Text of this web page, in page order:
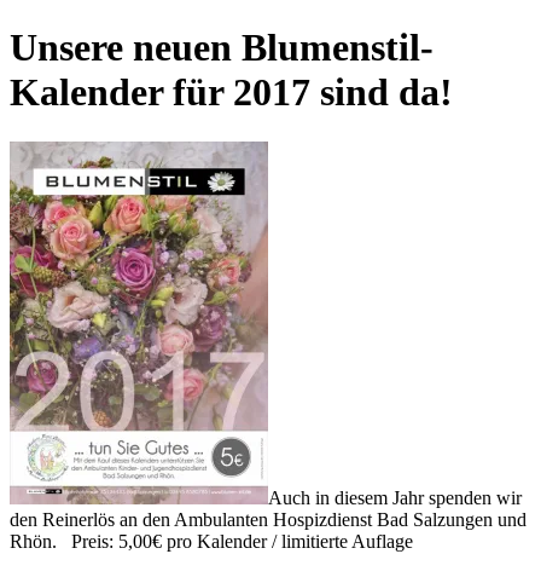
Unsere neuen Blumenstil-
Kalender für 2017 sind da!
Auch in diesem Jahr spenden wir
den Reinerlös an den Ambulanten Hospizdienst Bad Salzungen und
Rhön. Preis: 5,00€ pro Kalender / limitierte Auflage